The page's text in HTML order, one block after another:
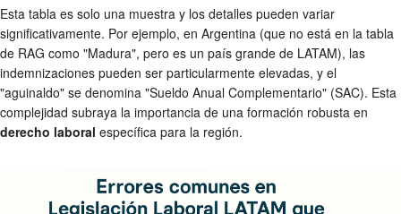
Esta tabla es solo una muestra y los detalles pueden variar
significativamente. Por ejemplo, en Argentina (que no está en la tabla
de RAG como "Madura", pero es un país grande de LATAM), las
indemnizaciones pueden ser particularmente elevadas, y el
"aguinaldo" se denomina "Sueldo Anual Complementario" (SAC). Esta
complejidad subraya la importancia de una formación robusta en
derecho laboral específica para la región.